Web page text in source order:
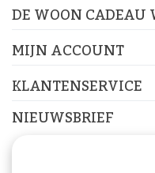
DE WOON CADEAU
MIJN ACCOUNT
KLANTENSERVICE
NIEUWSBRIEF
Abonneer je op onze